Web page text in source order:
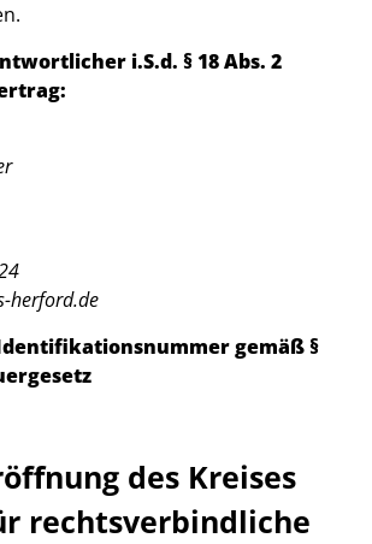
i.S.d. § 18 Abs. 2
herford.de
gemäß §
des Kreises
rechtsverbindliche